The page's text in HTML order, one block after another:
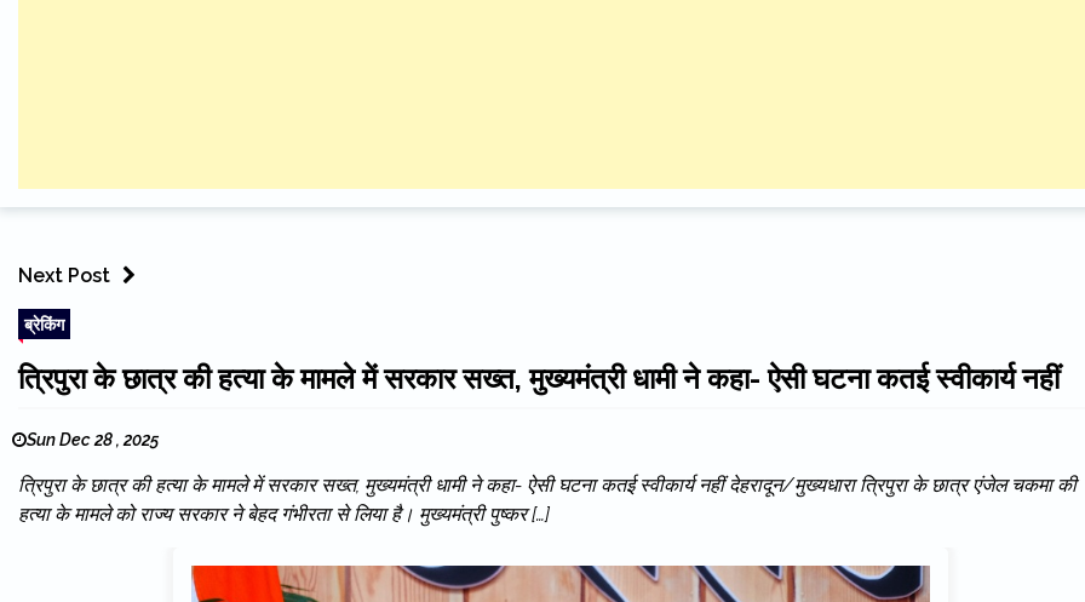
Next Post
ब्रेकिंग
त्रिपुरा के छात्र की हत्या के मामले में सरकार सख्त, मुख्यमंत्री धामी ने कहा- ऐसी घटना कतई स्वीकार्य नहीं
Sun Dec 28 , 2025
त्रिपुरा के छात्र की हत्या के मामले में सरकार सख्त, मुख्यमंत्री धामी ने कहा- ऐसी घटना कतई स्वीकार्य नहीं देहरादून/मुख्यधारा त्रिपुरा के छात्र एंजेल चकमा की
हत्या के मामले को राज्य सरकार ने बेहद गंभीरता से लिया है। मुख्यमंत्री पुष्कर […]